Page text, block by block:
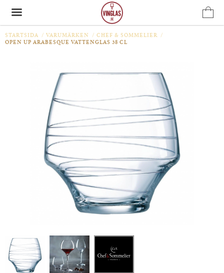
Produkten har blivit tillagd i varukorgen
STARTSIDA / VARUMÄRKEN / CHEF & SOMMELIER /
OPEN UP ARABESQUE VATTENGLAS 38 CL